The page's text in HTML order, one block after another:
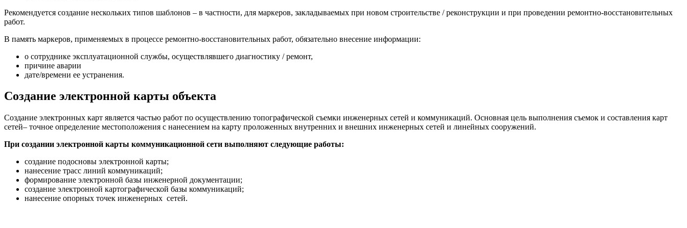
Рекомендуется создание нескольких типов шаблонов – в частности, для маркеров, закладываемых при новом строительстве / реконструкции и при проведении ремонтно-восстановительных
работ.
В память маркеров, применяемых в процессе ремонтно-восстановительных работ, обязательно внесение информации:
о сотруднике эксплуатационной службы, осуществлявшего диагностику / ремонт,
причине аварии
дате/времени ее устранения.
Создание электронной карты объекта
Создание электронных карт является частью работ по осуществлению топографической съемки инженерных сетей и коммуникаций. Основная цель выполнения съемок и составления карт
сетей– точное определение местоположения с нанесением на карту проложенных внутренних и внешних инженерных сетей и линейных сооружений.
При создании электронной карты коммуникационной сети выполняют следующие работы:
создание подосновы электронной карты;
нанесение трасс линий коммуникаций;
формирование электронной базы инженерной документации;
создание электронной картографической базы коммуникаций;
нанесение опорных точек инженерных сетей.